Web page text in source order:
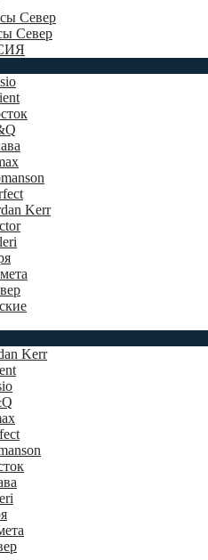
Север
Север
Kerr
Kerr